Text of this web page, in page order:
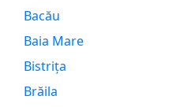
Bacău
Baia Mare
Bistrița
Brăila